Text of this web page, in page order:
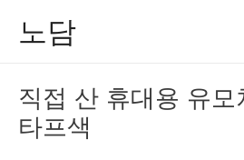
노담
직접 산 휴대용 유모
타프색